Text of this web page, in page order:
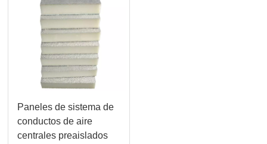
Paneles de sistema de
conductos de aire
centrales preaislados